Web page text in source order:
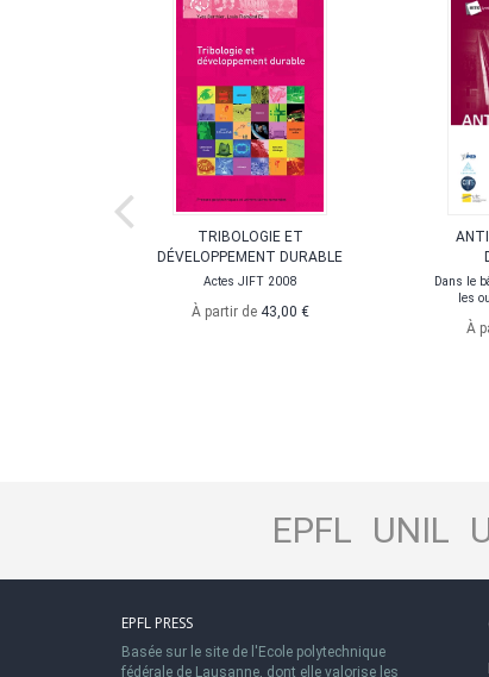
TRIBOLOGIE ET
DÉVELOPPEMENT DURABLE
Actes JIFT 2008
À partir de 43,00 €
Dans le
les
À
EPFL UNIL
EPFL PRESS
Basée sur le site de l'Ecole polytechnique
fédérale de Lausanne, dont elle valorise les